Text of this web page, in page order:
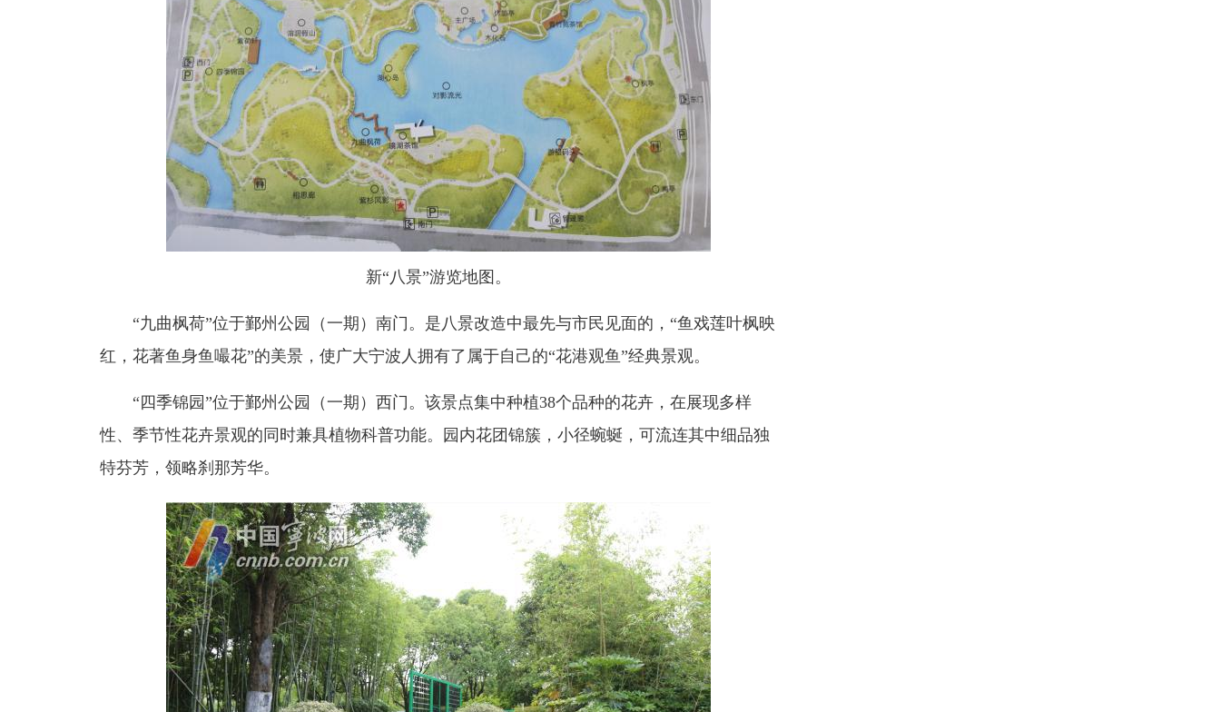
新“八景”游览地图。
“九曲枫荷”位于鄞州公园（一期）南门。是八景改造中最先与市民见面的，“鱼戏莲叶枫映
红，花著鱼身鱼嘬花”的美景，使广大宁波人拥有了属于自己的“花港观鱼”经典景观。
“四季锦园”位于鄞州公园（一期）西门。该景点集中种植38个品种的花卉，在展现多样
性、季节性花卉景观的同时兼具植物科普功能。园内花团锦簇，小径蜿蜒，可流连其中细品独
特芬芳，领略刹那芳华。